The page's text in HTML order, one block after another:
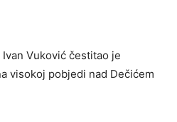
Vuković čestitao je
visokoj pobjedi nad Dečićem